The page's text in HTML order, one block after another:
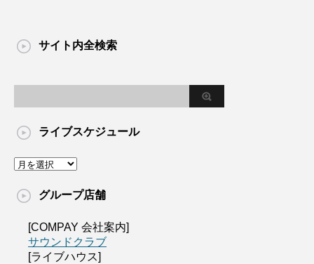
サイト内全検索
ライブスケジュール
グループ店舗
[COMPAY 会社案内]
サウンドクラブ
[ライブハウス]